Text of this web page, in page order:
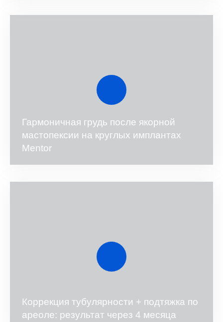
Гармоничная грудь после якорной
мастопексии на круглых имплантах
Mentor
Коррекция тубулярности + подтяжка по
ареоле: результат через 4 месяца